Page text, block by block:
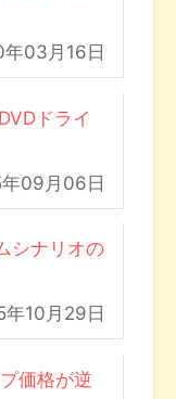
03月16日
ドライ
09月06日
シナリオの
10月29日
価格が逆